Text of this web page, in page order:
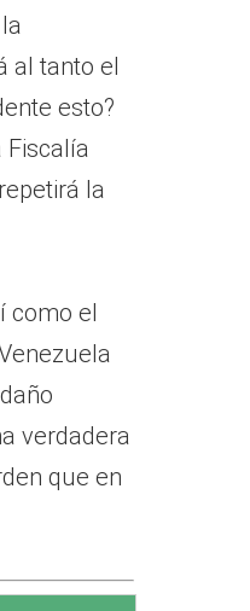
al tanto el
esto?
Fiscalía
la
como el
verdadera
que en